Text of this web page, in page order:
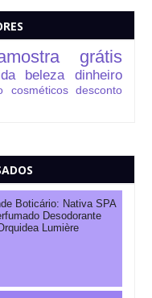
grátis
beleza dinheiro
cosméticos desconto
Boticário: Nativa SPA
Desodorante
Lumière